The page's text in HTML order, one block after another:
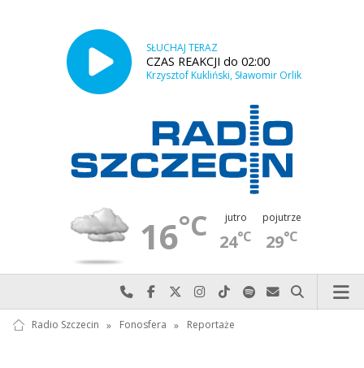
SŁUCHAJ TERAZ
CZAS REAKCJI do 02:00
Krzysztof Kukliński, Sławomir Orlik
16°C jutro
24°C
pojutrze
29°C
Najlepiej po prostu do nas zadzwoń
Odwiedź nas na Facebook-u
Odwiedź nas na X
Odwiedź nas na Instagram-ie
Odwiedź nas na TikTok-u
Szukaj nas na Spotify
Wyślij do nas
Szukaj
Radio Szczecin » Fonosfera » Reportaże